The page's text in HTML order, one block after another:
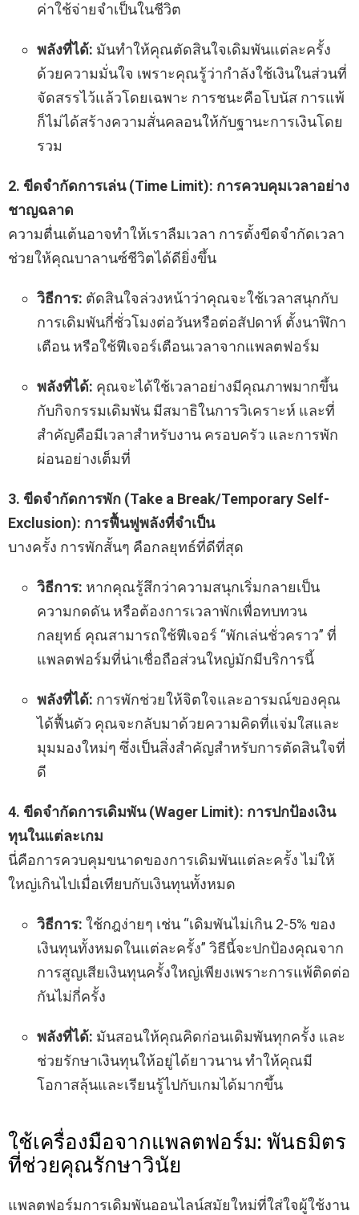
ค่าใช้จ่ายจำเป็นในชีวิต
พลังที่ได้: มันทำให้คุณตัดสินใจเดิมพันแต่ละครั้ง
ด้วยความมั่นใจ เพราะคุณรู้ว่ากำลังใช้เงินในส่วนที่
จัดสรรไว้แล้วโดยเฉพาะ การชนะคือโบนัส การแพ้
ก็ไม่ได้สร้างความสั่นคลอนให้กับฐานะการเงินโดย
รวม
2. ขีดจำกัดการเล่น (Time Limit): การควบคุมเวลาอย่าง
ชาญฉลาด
ความตื่นเต้นอาจทำให้เราลืมเวลา การตั้งขีดจำกัดเวลา
ช่วยให้คุณบาลานซ์ชีวิตได้ดียิ่งขึ้น
วิธีการ: ตัดสินใจล่วงหน้าว่าคุณจะใช้เวลาสนุกกับ
การเดิมพันกี่ชั่วโมงต่อวันหรือต่อสัปดาห์ ตั้งนาฬิกา
เตือน หรือใช้ฟีเจอร์เตือนเวลาจากแพลตฟอร์ม
พลังที่ได้: คุณจะได้ใช้เวลาอย่างมีคุณภาพมากขึ้น
กับกิจกรรมเดิมพัน มีสมาธิในการวิเคราะห์ และที่
สำคัญคือมีเวลาสำหรับงาน ครอบครัว และการพัก
ผ่อนอย่างเต็มที่
3. ขีดจำกัดการพัก (Take a Break/Temporary Self-
Exclusion): การฟื้นฟูพลังที่จำเป็น
บางครั้ง การพักสั้นๆ คือกลยุทธ์ที่ดีที่สุด
วิธีการ: หากคุณรู้สึกว่าความสนุกเริ่มกลายเป็น
ความกดดัน หรือต้องการเวลาพักเพื่อทบทวน
กลยุทธ์ คุณสามารถใช้ฟีเจอร์ “พักเล่นชั่วคราว” ที่
แพลตฟอร์มที่น่าเชื่อถือส่วนใหญ่มักมีบริการนี้
พลังที่ได้: การพักช่วยให้จิตใจและอารมณ์ของคุณ
ได้ฟื้นตัว คุณจะกลับมาด้วยความคิดที่แจ่มใสและ
มุมมองใหม่ๆ ซึ่งเป็นสิ่งสำคัญสำหรับการตัดสินใจที่
ดี
4. ขีดจำกัดการเดิมพัน (Wager Limit): การปกป้องเงิน
ทุนในแต่ละเกม
นี่คือการควบคุมขนาดของการเดิมพันแต่ละครั้ง ไม่ให้
ใหญ่เกินไปเมื่อเทียบกับเงินทุนทั้งหมด
วิธีการ: ใช้กฎง่ายๆ เช่น “เดิมพันไม่เกิน 2-5% ของ
เงินทุนทั้งหมดในแต่ละครั้ง” วิธีนี้จะปกป้องคุณจาก
การสูญเสียเงินทุนครั้งใหญ่เพียงเพราะการแพ้ติดต่อ
กันไม่กี่ครั้ง
พลังที่ได้: มันสอนให้คุณคิดก่อนเดิมพันทุกครั้ง และ
ช่วยรักษาเงินทุนให้อยู่ได้ยาวนาน ทำให้คุณมี
โอกาสลุ้นและเรียนรู้ไปกับเกมได้มากขึ้น
ใช้เครื่องมือจากแพลตฟอร์ม: พันธมิตร
ที่ช่วยคุณรักษาวินัย
แพลตฟอร์มการเดิมพันออนไลน์สมัยใหม่ที่ใส่ใจผู้ใช้งาน